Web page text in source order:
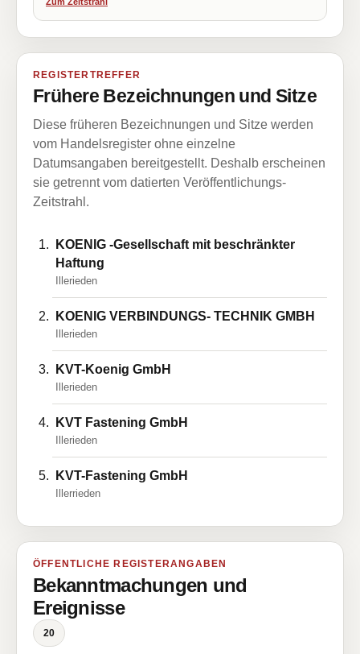
REGISTERTREFFER
Frühere Bezeichnungen und Sitze
Diese früheren Bezeichnungen und Sitze werden
vom Handelsregister ohne einzelne
Datumsangaben bereitgestellt. Deshalb erscheinen
sie getrennt vom datierten Veröffentlichungs-
Zeitstrahl.
KOENIG -Gesellschaft mit beschränkter
Haftung
Illerieden
KOENIG VERBINDUNGS- TECHNIK GMBH
Illerieden
KVT-Koenig GmbH
Illerieden
KVT Fastening GmbH
Illerieden
KVT-Fastening GmbH
Illerrieden
ÖFFENTLICHE REGISTERANGABEN
Bekanntmachungen und
Ereignisse
20